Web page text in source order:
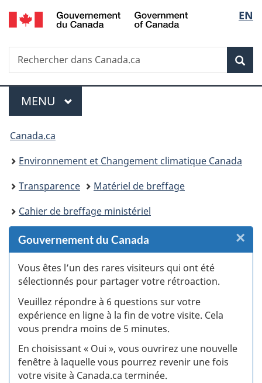
Passer
au
des
Passer
au
principal
Passer
à
Au
du
Passer
à
version
simplifiée
de
la
EN
Recherche
Rechercher
dans
Menu
MENU PRINCIPAL
Vous
êtes
ici :
Canada.ca
Environnement et Changement climatique Canada
Transparence
Matériel de breffage
Cahier de breffage ministériel
Gouvernement du Canada
Vous êtes l’un des rares visiteurs qui ont été
sélectionnés pour partager votre rétroaction.
Veuillez répondre à 6 questions sur votre
expérience en ligne à la fin de votre visite. Cela
vous prendra moins de 5 minutes.
En choisissant « Oui », vous ouvrirez une nouvelle
fenêtre à laquelle vous pourrez revenir une fois
votre visite à Canada.ca terminée.
×